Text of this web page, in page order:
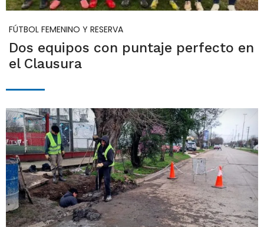
FÚTBOL FEMENINO Y RESERVA
Dos equipos con puntaje perfecto en
el Clausura